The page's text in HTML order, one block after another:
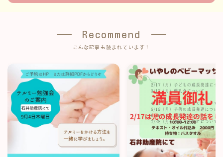
Recommend
こんな記事も読まれています！